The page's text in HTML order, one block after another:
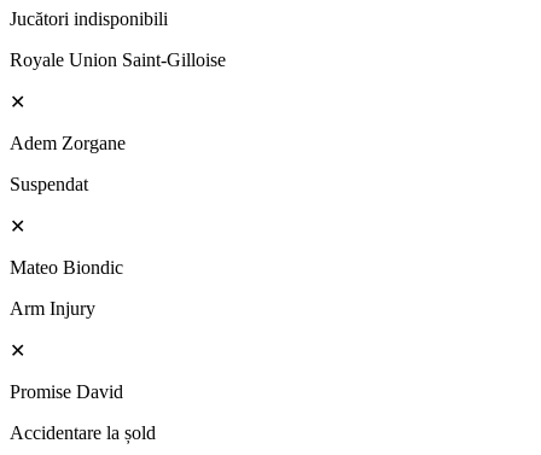
Jucători indisponibili
Royale Union Saint-Gilloise
✕
Adem Zorgane
Suspendat
✕
Mateo Biondic
Arm Injury
✕
Promise David
Accidentare la șold